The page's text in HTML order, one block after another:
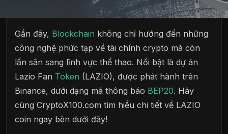
Gần đây, Blockchain không chỉ hướng đến những
công nghệ phức tạp về tài chính crypto mà còn
lấn sân sang lĩnh vực thể thao. Nổi bật là dự án
Lazio Fan Token (LAZIO), được phát hành trên
Binance, dưới dạng mã thông báo BEP20. Hãy
cùng CryptoX100.com tìm hiểu chi tiết về LAZIO
coin ngay bên dưới đây!